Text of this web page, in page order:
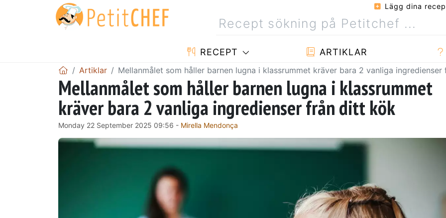
Lägg dina
RECEPT ARTIKLAR
Artiklar Mellanmålet som håller barnen lugna i klassrummet kräver bara 2 vanliga
Mellanmålet som håller barnen lugna i klassrummet
kräver bara 2 vanliga ingredienser från ditt kök
Monday 22 September 2025 09:56 - Mirella Mendonça